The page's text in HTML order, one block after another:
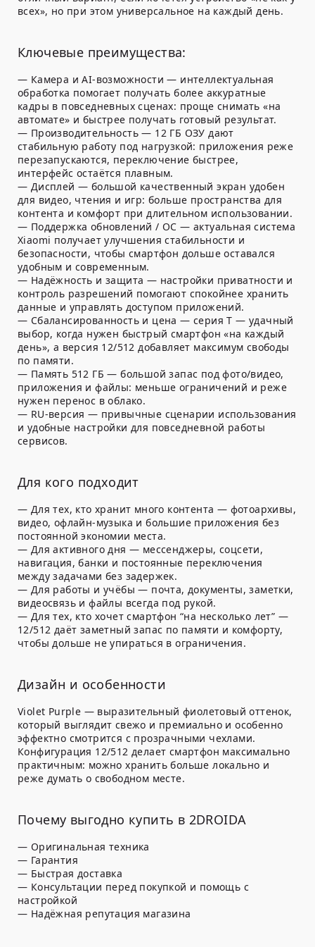
всех», но при этом универсальное на каждый день.
Ключевые преимущества:
— Камера и AI-возможности — интеллектуальная
обработка помогает получать более аккуратные
кадры в повседневных сценах: проще снимать «на
автомате» и быстрее получать готовый результат.
— Производительность — 12 ГБ ОЗУ дают
стабильную работу под нагрузкой: приложения реже
перезапускаются, переключение быстрее,
интерфейс остаётся плавным.
— Дисплей — большой качественный экран удобен
для видео, чтения и игр: больше пространства для
контента и комфорт при длительном использовании.
— Поддержка обновлений / ОС — актуальная система
Xiaomi получает улучшения стабильности и
безопасности, чтобы смартфон дольше оставался
удобным и современным.
— Надёжность и защита — настройки приватности и
контроль разрешений помогают спокойнее хранить
данные и управлять доступом приложений.
— Сбалансированность и цена — серия T — удачный
выбор, когда нужен быстрый смартфон «на каждый
день», а версия 12/512 добавляет максимум свободы
по памяти.
— Память 512 ГБ — большой запас под фото/видео,
приложения и файлы: меньше ограничений и реже
нужен перенос в облако.
— RU-версия — привычные сценарии использования
и удобные настройки для повседневной работы
сервисов.
Для кого подходит
— Для тех, кто хранит много контента — фотоархивы,
видео, офлайн-музыка и большие приложения без
постоянной экономии места.
— Для активного дня — мессенджеры, соцсети,
навигация, банки и постоянные переключения
между задачами без задержек.
— Для работы и учёбы — почта, документы, заметки,
видеосвязь и файлы всегда под рукой.
— Для тех, кто хочет смартфон “на несколько лет” —
12/512 даёт заметный запас по памяти и комфорту,
чтобы дольше не упираться в ограничения.
Дизайн и особенности
Violet Purple — выразительный фиолетовый оттенок,
который выглядит свежо и премиально и особенно
эффектно смотрится с прозрачными чехлами.
Конфигурация 12/512 делает смартфон максимально
практичным: можно хранить больше локально и
реже думать о свободном месте.
Почему выгодно купить в 2DROIDA
— Оригинальная техника
— Гарантия
— Быстрая доставка
— Консультации перед покупкой и помощь с
настройкой
— Надёжная репутация магазина